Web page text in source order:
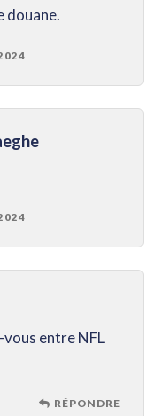
douane.
entre NFL
RÉPONDRE